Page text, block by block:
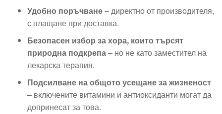
Удобно поръчване– директно от производителя,
с плащане при доставка.
Безопасен избор за хора, които търсят
природна подкрепа– но не като заместител на
лекарска терапия.
Подсилване на общото усещане за жизненост
– включените витамини и антиоксиданти могат да
допринесат за това.